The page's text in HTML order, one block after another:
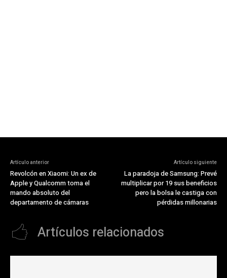
Artículo anterior
Revolcón en Xiaomi: Un ex de
Apple y Qualcomm toma el
mando absoluto del
departamento de cámaras
Artículo siguiente
La paradoja de Samsung: Prevé
multiplicar por 19 sus beneficios
pero la bolsa le castiga con
pérdidas millonarias
Artículos relacionados